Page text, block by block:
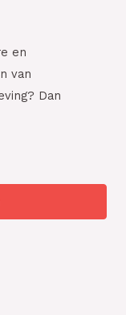
en
van
Dan